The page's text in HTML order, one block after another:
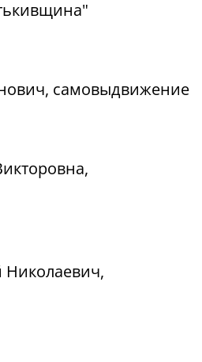
самовыдвижение